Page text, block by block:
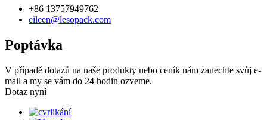
+86 13757949762
eileen@lesopack.com
Poptávka
V případě dotazů na naše produkty nebo ceník nám zanechte svůj e-
mail a my se vám do 24 hodin ozveme.
Dotaz nyní